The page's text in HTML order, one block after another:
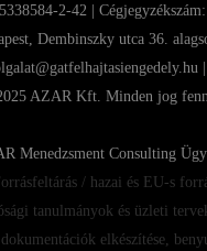
2-42 |
Dembinszky utca 36.
|
AZAR Kft. Minden jog
Menedzsment Consulting
/ hazai és EU-s
tanulmányok és üzleti
dokumentációk elkészítése,